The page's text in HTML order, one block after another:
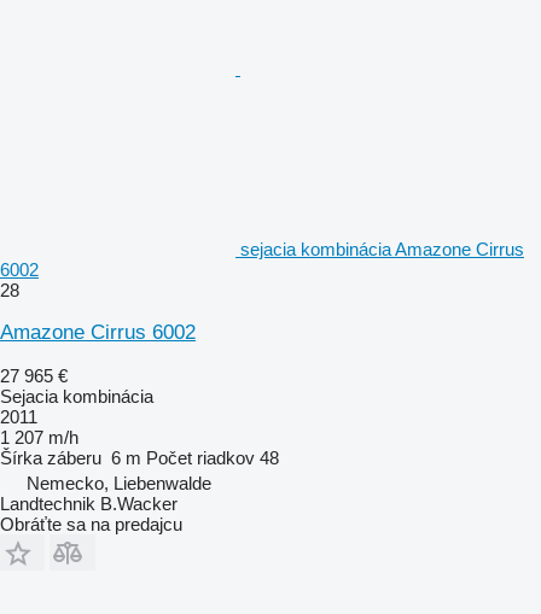
sejacia kombinácia Amazone Cirrus
6002
28
Amazone Cirrus 6002
27 965 €
Sejacia kombinácia
2011
1 207 m/h
Šírka záberu 6 m Počet riadkov 48
Nemecko, Liebenwalde
Landtechnik B.Wacker
Obráťte sa na predajcu